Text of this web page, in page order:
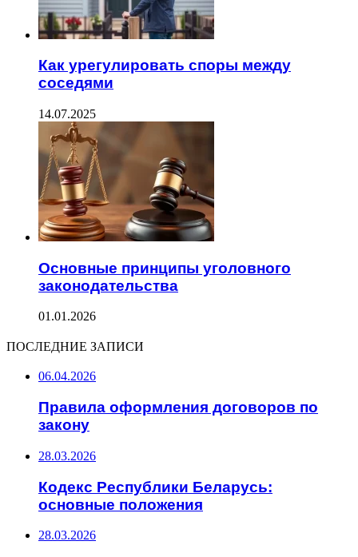
Как урегулировать споры между
соседями
14.07.2025
Основные принципы уголовного
законодательства
01.01.2026
ПОСЛЕДНИЕ ЗАПИСИ
06.04.2026
Правила оформления договоров по
закону
28.03.2026
Кодекс Республики Беларусь:
основные положения
28.03.2026